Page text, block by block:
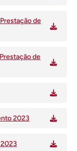
de
de
2023